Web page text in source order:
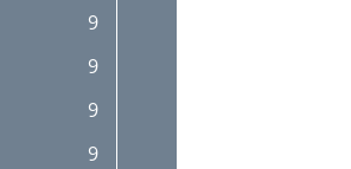
9
9
9
9